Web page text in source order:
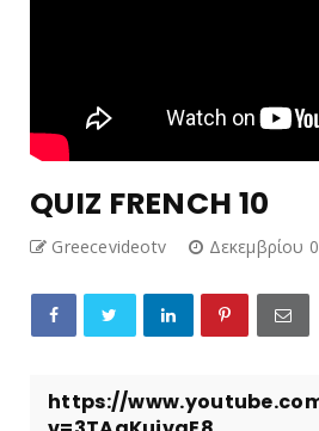
QUIZ FRENCH 10
Greecevideotv Δεκεμβρίου
https://